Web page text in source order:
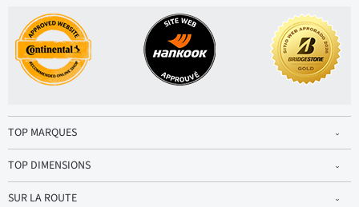
TOP MARQUES
TOP DIMENSIONS
SUR LA ROUTE